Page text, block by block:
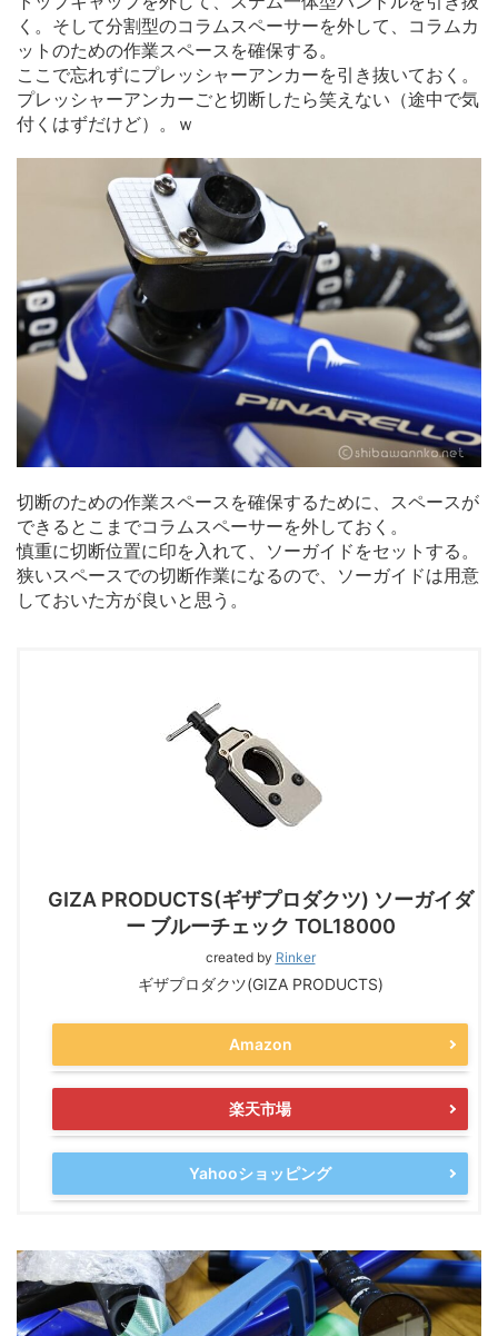
く。そして分割型のコラムスペーサーを外して、コラムカ
ットのための作業スペースを確保する。
ここで忘れずにプレッシャーアンカーを引き抜いておく。
プレッシャーアンカーごと切断したら笑えない（途中で気
付くはずだけど）。ｗ
切断のための作業スペースを確保するために、スペースが
できるとこまでコラムスペーサーを外しておく。
慎重に切断位置に印を入れて、ソーガイドをセットする。
狭いスペースでの切断作業になるので、ソーガイドは用意
しておいた方が良いと思う。
GIZA PRODUCTS(ギザプロダクツ) ソーガイダ
ー ブルーチェック TOL18000
created by Rinker
ギザプロダクツ(GIZA PRODUCTS)
Amazon
楽天市場
Yahooショッピング